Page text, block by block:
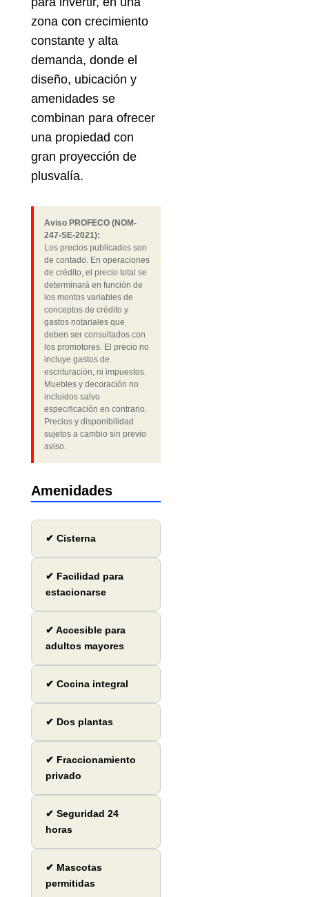
zona con crecimiento
constante y alta
demanda, donde el
diseño, ubicación y
amenidades se
combinan para ofrecer
una propiedad con
gran proyección de
plusvalía.
Aviso PROFECO (NOM-
247-SE-2021):
Los precios publicados son
de contado. En operaciones
de crédito, el precio total se
determinará en función de
los montos variables de
conceptos de crédito y
gastos notariales que
deben ser consultados con
los promotores. El precio no
incluye gastos de
escrituración, ni impuestos.
Muebles y decoración no
incluidos salvo
especificación en contrario.
Precios y disponibilidad
sujetos a cambio sin previo
aviso.
Amenidades
✔ Cisterna
✔ Facilidad para
estacionarse
✔ Accesible para
adultos mayores
✔ Cocina integral
✔ Dos plantas
✔ Fraccionamiento
privado
✔ Seguridad 24
horas
✔ Mascotas
permitidas